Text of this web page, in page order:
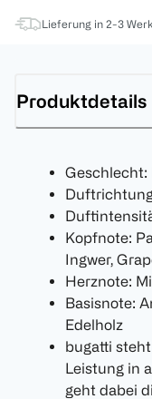
Lieferung in 2-3
Produktdetails
Geschlecht:
Kopfnote:
Ingwer,
Herznote:
Basisnote:
Edelholz
bugatti
Leistung in
geht dabei